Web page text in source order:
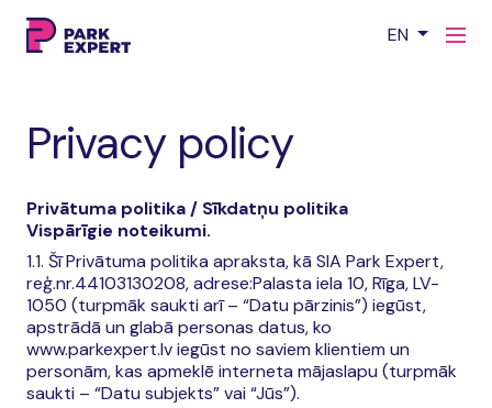
EN
Privacy policy
Privātuma politika / Sīkdatņu politika
Vispārīgie noteikumi.
1.1. Šī Privātuma politika apraksta, kā SIA Park Expert,
reģ.nr.44103130208, adrese:Palasta iela 10, Rīga, LV-
1050 (turpmāk saukti arī – “Datu pārzinis”) iegūst,
apstrādā un glabā personas datus, ko
www.parkexpert.lv iegūst no saviem klientiem un
personām, kas apmeklē interneta mājaslapu (turpmāk
saukti – “Datu subjekts” vai “Jūs”).